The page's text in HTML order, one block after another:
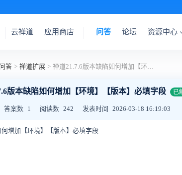
云禅道 应用商店 问答 论坛 资源中心
答 > 禅道扩展 > 禅道21.7.6版本缺陷如何增加【环境】【版本】必填字段
版本缺陷如何增加【环境】【版本】必填字段 已
答案数 1 阅读数 242 发表时间 2026-03-18 16:19:03
增加【环境】【版本】必填字段